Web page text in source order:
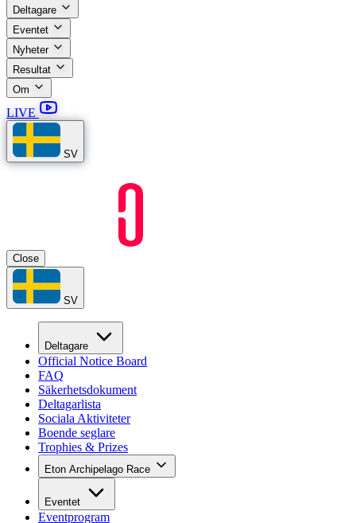
Deltagare
Eventet
Nyheter
Resultat
Om
LIVE
SV
Close
SV
Deltagare
Official Notice Board
FAQ
Säkerhetsdokument
Deltagarlista
Sociala Aktiviteter
Boende seglare
Trophies & Prizes
Eton Archipelago Race
Eventet
Eventprogram